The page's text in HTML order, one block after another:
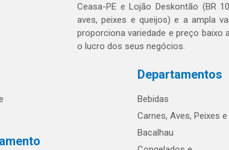
Ceasa-PE e Lojão Deskontão (BR
aves, peixes e queijos) e a ampla
proporciona variedade e preço
o lucro dos seus negócios.
Departamentos
Bebidas
Carnes, Aves, Peixes e
Bacalhau